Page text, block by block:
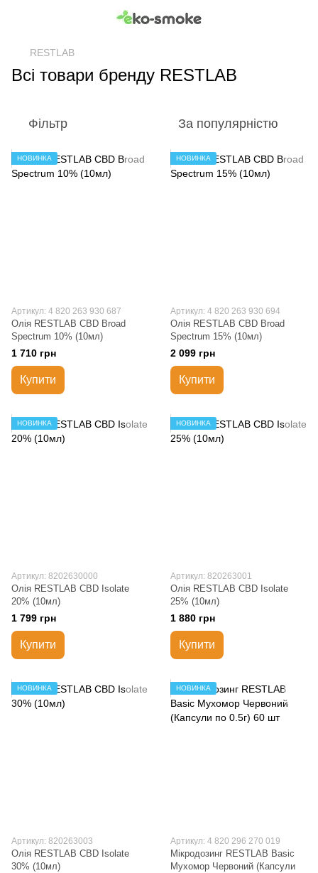
RESTLAB
Всі товари бренду RESTLAB
Фільтр За популярністю
НОВИНКА
Артикул: 4 820 263 930 687
Олія RESTLAB СBD Broad
Spectrum 10% (10мл)
1 710 грн
Купити
НОВИНКА
Артикул: 4 820 263 930 694
Олія RESTLAB СBD Broad
Spectrum 15% (10мл)
2 099 грн
Купити
НОВИНКА
Артикул: 8202630000
Олія RESTLAB СBD Isolate
20% (10мл)
1 799 грн
Купити
НОВИНКА
Артикул: 820263001
Олія RESTLAB СBD Isolate
25% (10мл)
1 880 грн
Купити
НОВИНКА
Артикул: 820263003
Олія RESTLAB СBD Isolate
30% (10мл)
НОВИНКА
Артикул: 4 820 296 270 019
Мікродозинг RESTLAB Basic
Мухомор Червоний (Капсули